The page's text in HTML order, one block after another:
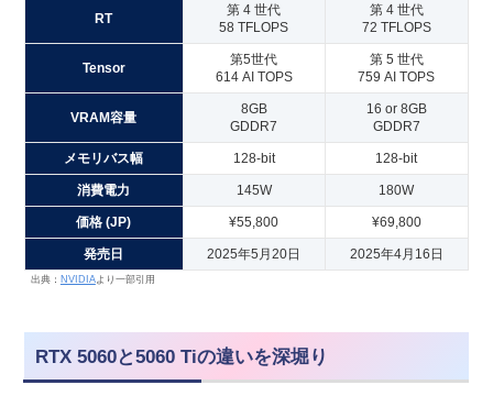
RT
第 4 世代
58 TFLOPS
第 4 世代
72 TFLOPS
Tensor
第5世代
614 AI TOPS
第 5 世代
759 AI TOPS
VRAM容量
8GB
GDDR7
16 or 8GB
GDDR7
メモリバス幅 128-bit 128-bit
消費電力 145W 180W
価格 (JP) ¥55,800 ¥69,800
発売日 2025年5月20日 2025年4月16日
出典： NVIDIAより一部引用
RTX 5060と5060 Tiの違いを深堀り